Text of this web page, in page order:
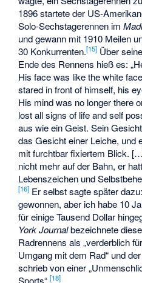
1896 startete der US-
Solo-Sechstagerennen im
und gewann mit 1910 Meilen
30 Konkurrenten.[15] Über
Ende des Rennens hieß es:
His face was like the white
stared in front of himself, his
His mind was no longer there
lost all signs of life and self
aus wie ein Geist. Sein
das Gesicht einer Leiche, und
mit furchtbar fixiertem Blick.
nicht mehr auf der Bahn, er
Lebenszeichen und
[16] Er selbst sagte später
gewonnen, aber ich habe 10
für einige Tausend Dollar
York Journalbezeichnete
Radrennens als „verderblich
Umgang mit dem Rad“ und
schrieb von einer
Sports“.[18]